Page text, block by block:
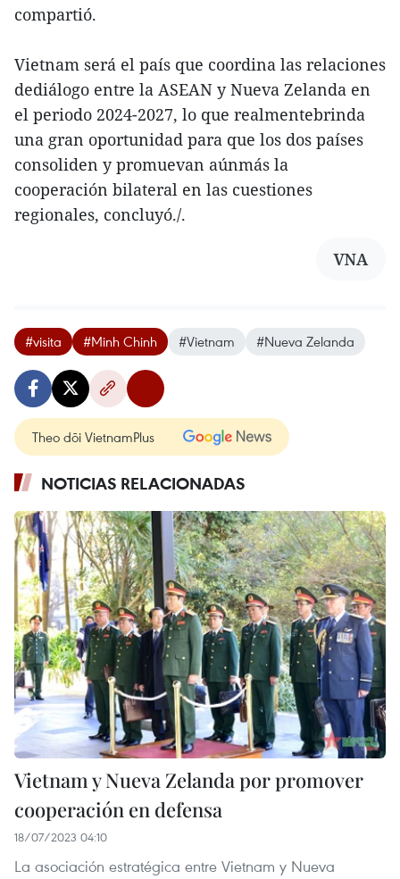
compartió.
Vietnam será el país que coordina las relaciones
dediálogo entre la ASEAN y Nueva Zelanda en
el periodo 2024-2027, lo que realmentebrinda
una gran oportunidad para que los dos países
consoliden y promuevan aúnmás la
cooperación bilateral en las cuestiones
regionales, concluyó./.
VNA
#visita #Minh Chinh #Vietnam #Nueva Zelanda
Theo dõi VietnamPlus
NOTICIAS RELACIONADAS
Vietnam y Nueva Zelanda por promover
cooperación en defensa
18/07/2023 04:10
La asociación estratégica entre Vietnam y Nueva